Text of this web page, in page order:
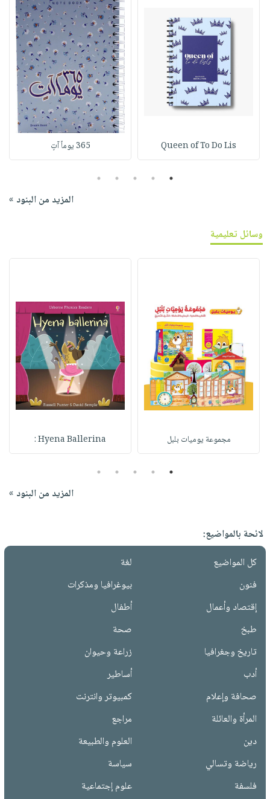
Queen of To Do Lis 365 يوماً آتٍ
1
2
3
4
5
المزيد من البنود »
وسائل تعليمية
مجموعة يوميات بلبل Hyena Ballerina :
1
2
3
4
5
المزيد من البنود »
لائحة بالمواضيع:
كل المواضيع
لغة
فنون
بيوغرافيا ومذكرات
إقتصاد وأعمال
أطفال
طبخ
صحة
تاريخ وجغرافيا
زراعة وحيوان
أدب
أساطير
صحافة وإعلام
كمبيوتر وانترنت
المرأة والعائلة
مراجع
دين
العلوم والطبيعة
رياضة وتسالي
سياسة
فلسفة
علوم إجتماعية